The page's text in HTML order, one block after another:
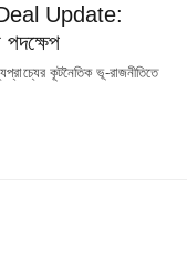
Update:
কূটনৈতিক ভূ-রাজনীতিতে